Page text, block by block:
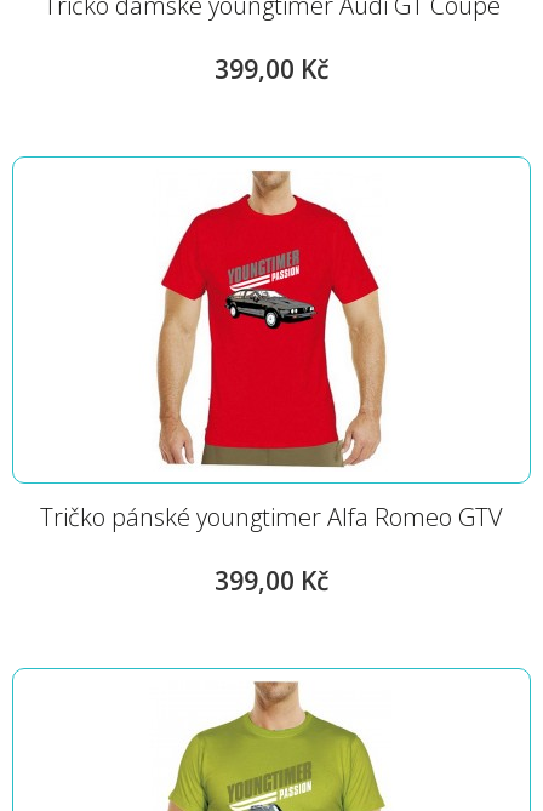
399,00 Kč
Tričko pánské youngtimer Alfa Romeo GTV
399,00 Kč